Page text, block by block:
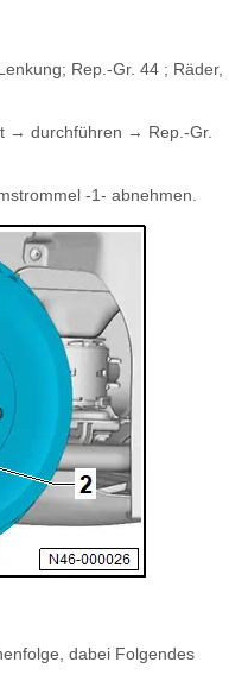
Rep.-Gr. 44 ; Räder,
→ durchführen → Rep.-Gr.
-1- abnehmen.
dabei Folgendes